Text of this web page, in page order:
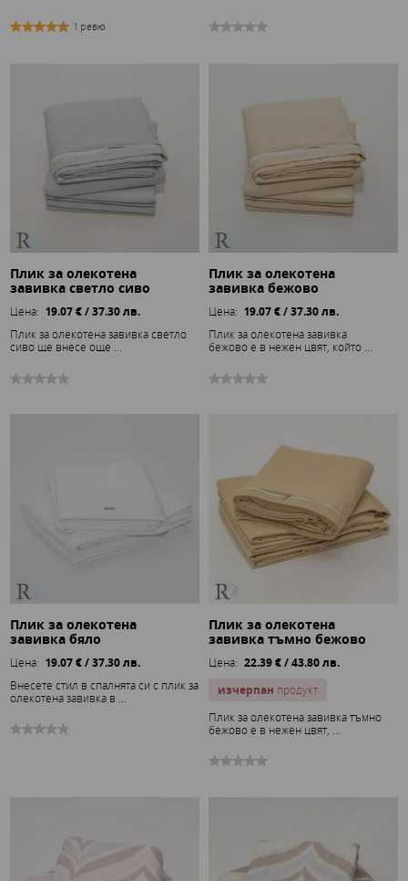
1 ревю
Плик за олекотена
завивка светло сиво
Цена: 19.07 € / 37.30 лв.
Плик за олекотена завивка светло
сиво ще внесе още ...
Плик за олекотена
завивка бежово
Цена: 19.07 € / 37.30 лв.
Плик за олекотена завивка
бежово е в нежен цвят, който ...
Плик за олекотена
завивка бяло
Цена: 19.07 € / 37.30 лв.
Внесете стил в спалнята си с плик за
олекотена завивка в ...
Плик за олекотена
завивка тъмно бежово
Цена: 22.39 € / 43.80 лв.
изчерпан продукт
Плик за олекотена завивка тъмно
бежово е в нежен цвят, ...